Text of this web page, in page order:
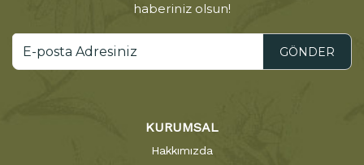
haberiniz olsun!
GÖNDER
KURUMSAL
Hakkımızda